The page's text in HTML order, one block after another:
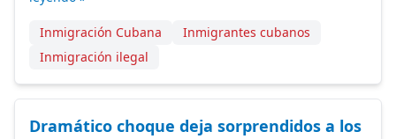
Inmigración Cubana
Inmigrantes cubanos
Inmigración ilegal
Dramático choque deja sorprendidos a los